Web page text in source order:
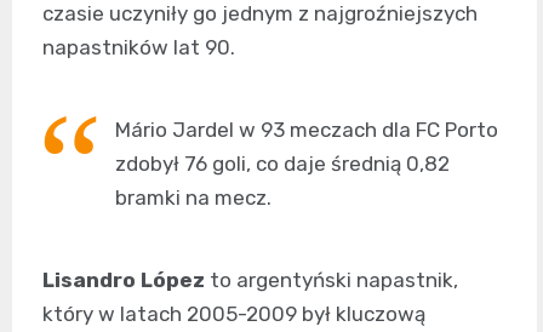
czasie uczyniły go jednym z najgroźniejszych
napastników lat 90.
Mário Jardel w 93 meczach dla FC Porto
zdobył 76 goli, co daje średnią 0,82
bramki na mecz.
Lisandro López to argentyński napastnik,
który w latach 2005-2009 był kluczową